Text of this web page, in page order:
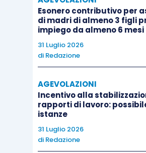
Esonero contributivo per
di madri di almeno 3 figli
impiego da almeno 6 mesi
31 Luglio 2026
di Redazione
AGEVOLAZIONI
Incentivo alla
rapporti di lavoro:
istanze
31 Luglio 2026
di Redazione